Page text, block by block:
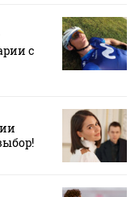
с